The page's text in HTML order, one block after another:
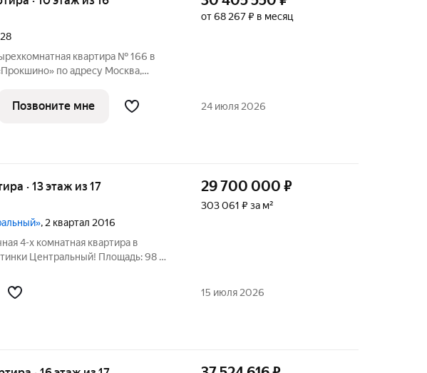
квартира № 166 в
по адресу Москва,
округ, район Коммунарка, ЖК
от 68 267 ₽ в месяц
Позвоните мне 24 июля 2026
· 13 этаж из 17
, 2 квартал 2016
4-х комнатная квартира в
Центральный! Площадь: 98 м2
планировка -
29 700 000 ₽
303 061 ₽ за м²
15 июля 2026